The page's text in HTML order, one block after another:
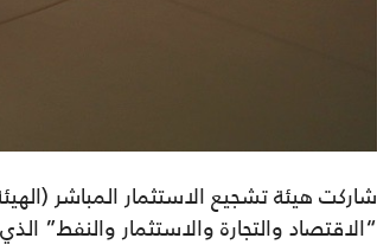
شاركت هيئة تشجيع الاستثمار المباشر
“الاقتصاد والتجارة والاستثمار والنفط”